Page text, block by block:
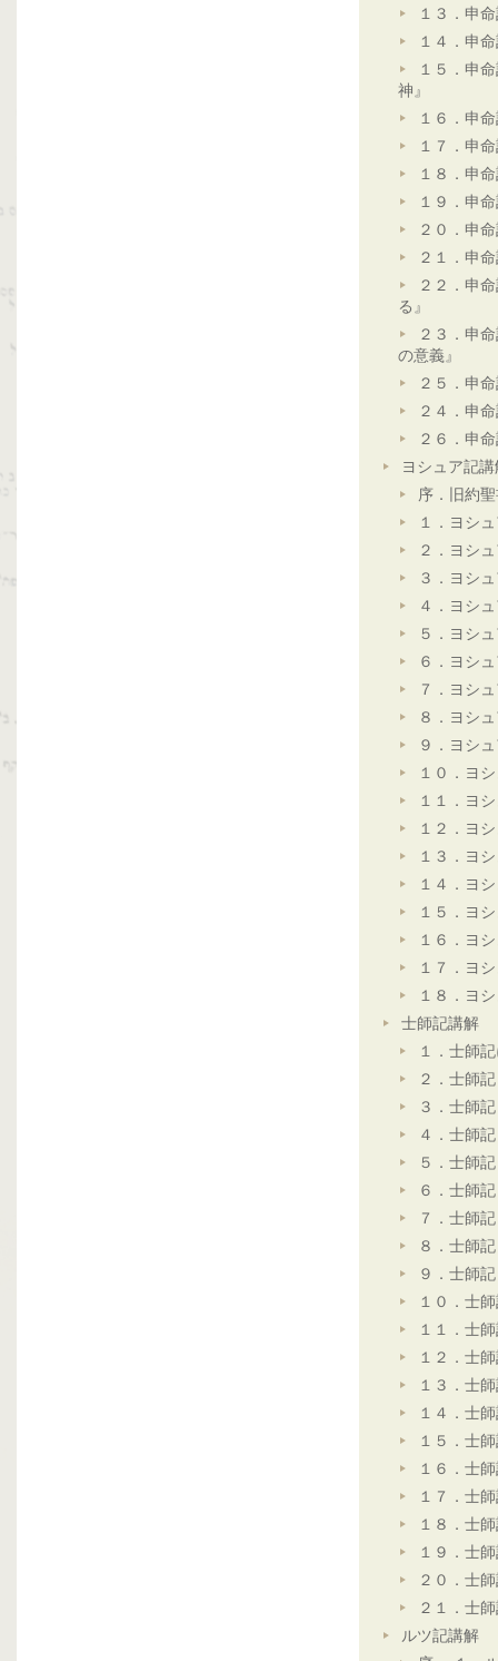
１３．申
１４．申
１５．申
神』
１６．申
１７．申
１８．申
１９．申
２０．申
２１．申
２２．申
る』
２３．申
の意義』
２５．申
２４．申
２６．申
ヨシュア記講
序．旧約
１．ヨシ
２．ヨシ
３．ヨシ
４．ヨシ
５．ヨシ
６．ヨシ
７．ヨシ
８．ヨシ
９．ヨシ
１０．ヨ
１１．ヨ
１２．ヨ
１３．ヨ
１４．ヨ
１５．ヨ
１６．ヨ
１７．ヨ
１８．ヨ
士師記講解
１．士師
２．士師
３．士師
４．士師
５．士師
６．士師
７．士師
８．士師
９．士師
１０．士
１１．士
１２．士
１３．士
１４．士
１５．士
１６．士
１７．士
１８．士
１９．士
２０．士
２１．士
ルツ記講解